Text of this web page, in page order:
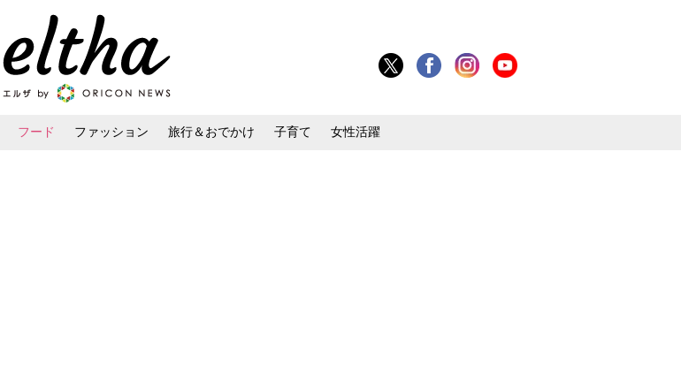
フード ファッション 旅行＆おでかけ 子育て 女性活躍